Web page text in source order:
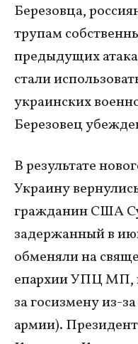
Березовца,
трупам
предыдущих
стали
украинских
Березовец
В результате
Украину
гражданин США
задержанный в
обменяли на
епархии УПЦ МП,
за госизмену из-
армии).